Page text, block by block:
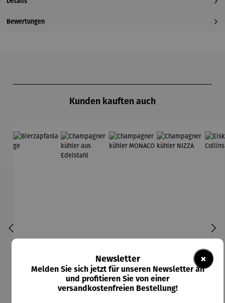
Bewertungen
Kunden kauften auch
×
Newsletter
Melden Sie sich jetzt für unseren Newsletter an
und profitieren Sie von einer
versandkostenfreien Bestellung!